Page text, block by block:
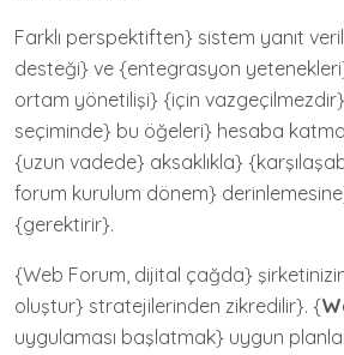
Farklı perspektiften} sistem yanıt
desteği} ve {entegrasyon
ortam yönetilişi} {için
seçiminde} bu öğeleri} hesaba
{uzun vadede} aksaklıkla}
forum kurulum dönem}
{gerektirir}.
{Web Forum, dijital çağda}
oluştur} stratejilerinden zikredilir}. {
uygulaması başlatmak} uygun